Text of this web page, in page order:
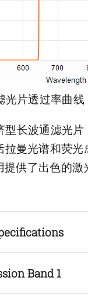
光片透过率曲
型长波通滤光
拉曼光谱和荧
供了出色的激
Band 1